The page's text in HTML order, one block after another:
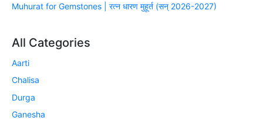
Muhurat for Gemstones | रत्न धारण मुहूर्त (सन् 2026-2027)
All Categories
Aarti
Chalisa
Durga
Ganesha